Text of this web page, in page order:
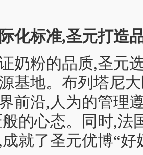
化标准,圣元打造
粉的品质,圣元选
基地。布列塔尼
前沿,人为的管理
的心态。同时,法
就了圣元优博“好